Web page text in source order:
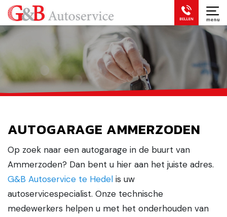
AUTOGARAGE AMMERZODEN
Op zoek naar een autogarage in de buurt van
Ammerzoden? Dan bent u hier aan het juiste adres.
G&B Autoservice te Hedel is uw
autoservicespecialist. Onze technische
medewerkers helpen u met het onderhouden van